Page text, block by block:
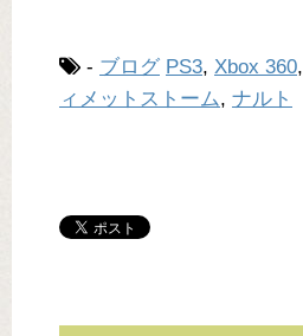
- ブログ PS3, Xbox 360,
ィメットストーム, ナルト